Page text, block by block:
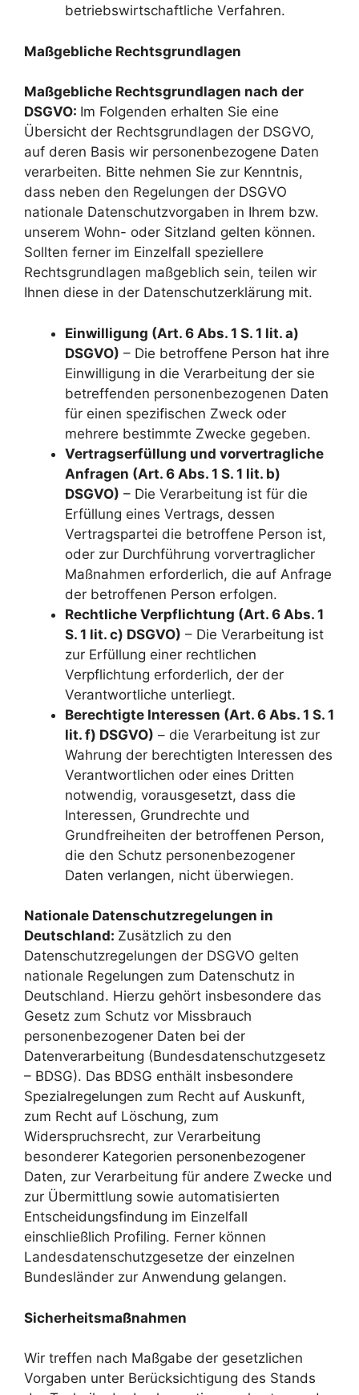
betriebswirtschaftliche Verfahren.
Maßgebliche Rechtsgrundlagen
Maßgebliche Rechtsgrundlagen nach der
DSGVO: Im Folgenden erhalten Sie eine
Übersicht der Rechtsgrundlagen der DSGVO,
auf deren Basis wir personenbezogene Daten
verarbeiten. Bitte nehmen Sie zur Kenntnis,
dass neben den Regelungen der DSGVO
nationale Datenschutzvorgaben in Ihrem bzw.
unserem Wohn- oder Sitzland gelten können.
Sollten ferner im Einzelfall speziellere
Rechtsgrundlagen maßgeblich sein, teilen wir
Ihnen diese in der Datenschutzerklärung mit.
Einwilligung (Art. 6 Abs. 1 S. 1 lit. a)
DSGVO) – Die betroffene Person hat ihre
Einwilligung in die Verarbeitung der sie
betreffenden personenbezogenen Daten
für einen spezifischen Zweck oder
mehrere bestimmte Zwecke gegeben.
Vertragserfüllung und vorvertragliche
Anfragen (Art. 6 Abs. 1 S. 1 lit. b)
DSGVO) – Die Verarbeitung ist für die
Erfüllung eines Vertrags, dessen
Vertragspartei die betroffene Person ist,
oder zur Durchführung vorvertraglicher
Maßnahmen erforderlich, die auf Anfrage
der betroffenen Person erfolgen.
Rechtliche Verpflichtung (Art. 6 Abs. 1
S. 1 lit. c) DSGVO) – Die Verarbeitung ist
zur Erfüllung einer rechtlichen
Verpflichtung erforderlich, der der
Verantwortliche unterliegt.
Berechtigte Interessen (Art. 6 Abs. 1 S. 1
lit. f) DSGVO) – die Verarbeitung ist zur
Wahrung der berechtigten Interessen des
Verantwortlichen oder eines Dritten
notwendig, vorausgesetzt, dass die
Interessen, Grundrechte und
Grundfreiheiten der betroffenen Person,
die den Schutz personenbezogener
Daten verlangen, nicht überwiegen.
Nationale Datenschutzregelungen in
Deutschland: Zusätzlich zu den
Datenschutzregelungen der DSGVO gelten
nationale Regelungen zum Datenschutz in
Deutschland. Hierzu gehört insbesondere das
Gesetz zum Schutz vor Missbrauch
personenbezogener Daten bei der
Datenverarbeitung (Bundesdatenschutzgesetz
– BDSG). Das BDSG enthält insbesondere
Spezialregelungen zum Recht auf Auskunft,
zum Recht auf Löschung, zum
Widerspruchsrecht, zur Verarbeitung
besonderer Kategorien personenbezogener
Daten, zur Verarbeitung für andere Zwecke und
zur Übermittlung sowie automatisierten
Entscheidungsfindung im Einzelfall
einschließlich Profiling. Ferner können
Landesdatenschutzgesetze der einzelnen
Bundesländer zur Anwendung gelangen.
Sicherheitsmaßnahmen
Wir treffen nach Maßgabe der gesetzlichen
Vorgaben unter Berücksichtigung des Stands